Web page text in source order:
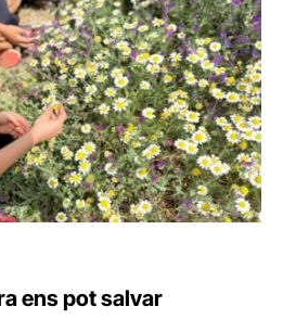
ens pot salvar